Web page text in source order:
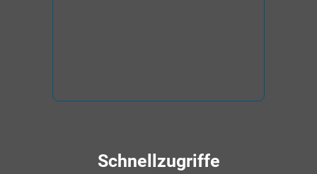
Schnellzugriffe